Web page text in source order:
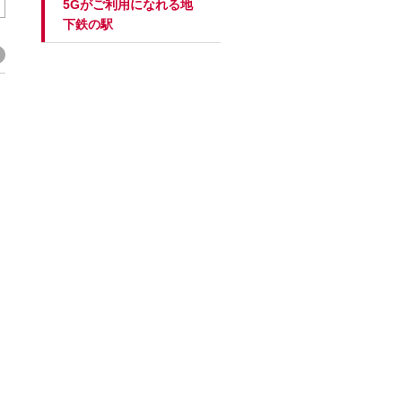
5Gがご利用になれる地
下鉄の駅